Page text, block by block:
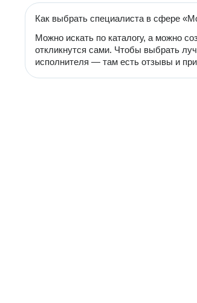
Как выбрать специалиста в сфере
Можно искать по каталогу, а можно
откликнутся сами. Чтобы выбрать
исполнителя — там есть отзывы и